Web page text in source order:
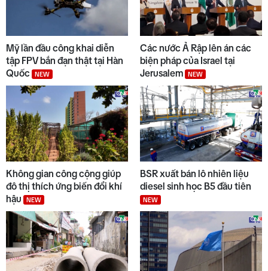
9
Quyết liệt tháo gỡ các dự án tồn
đọng, kéo dài
10
Trường biên giới sẵn sàng đón
năm học mới
Mỹ lần đầu công khai diễn
tập FPV bắn đạn thật tại Hàn
Quốc
NEW
Các nước Ả Rập lên án các
biện pháp của Israel tại
Jerusalem
NEW
Không gian công cộng giúp
đô thị thích ứng biến đổi khí
hậu
NEW
BSR xuất bán lô nhiên liệu
diesel sinh học B5 đầu tiên
NEW